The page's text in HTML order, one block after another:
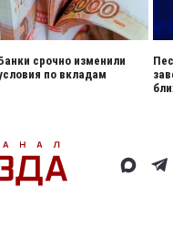
срочно изменили
по вкладам